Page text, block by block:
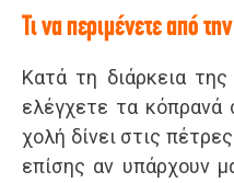
Τι να περιμένετε από
Κατά τη διάρκεια
ελέγχετε τα κόπρανά
χολή δίνει στις
επίσης αν υπάρχουν